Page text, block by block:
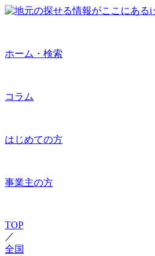
ホーム・検索
コラム
はじめての方
事業主の方
TOP
／
全国